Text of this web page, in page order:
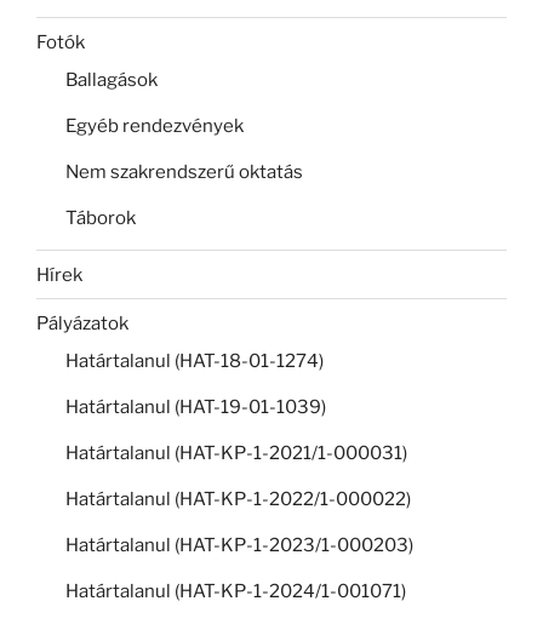
Fotók
Ballagások
Egyéb rendezvények
Nem szakrendszerű oktatás
Táborok
Hírek
Pályázatok
Határtalanul (HAT-18-01-1274)
Határtalanul (HAT-19-01-1039)
Határtalanul (HAT-KP-1-2021/1-000031)
Határtalanul (HAT-KP-1-2022/1-000022)
Határtalanul (HAT-KP-1-2023/1-000203)
Határtalanul (HAT-KP-1-2024/1-001071)